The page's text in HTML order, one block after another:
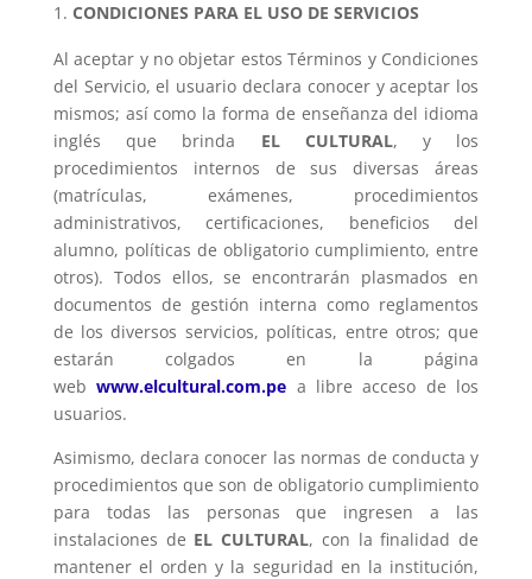
CONDICIONES PARA EL USO DE SERVICIOS
Al aceptar y no objetar estos Términos y Condiciones
del Servicio, el usuario declara conocer y aceptar los
mismos; así como la forma de enseñanza del idioma
inglés que brinda EL CULTURAL, y los
procedimientos internos de sus diversas áreas
(matrículas, exámenes, procedimientos
administrativos, certificaciones, beneficios del
alumno, políticas de obligatorio cumplimiento, entre
otros). Todos ellos, se encontrarán plasmados en
documentos de gestión interna como reglamentos
de los diversos servicios, políticas, entre otros; que
estarán colgados en la página
webwww.elcultural.com.pe a libre acceso de los
usuarios.
Asimismo, declara conocer las normas de conducta y
procedimientos que son de obligatorio cumplimiento
para todas las personas que ingresen a las
instalaciones de EL CULTURAL, con la finalidad de
mantener el orden y la seguridad en la institución,